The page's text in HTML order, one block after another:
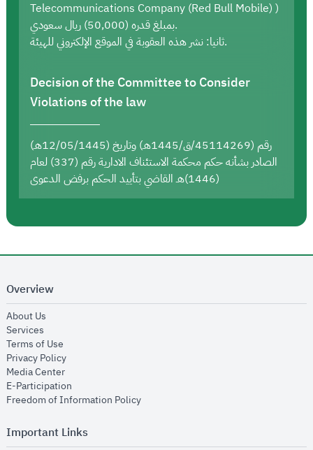
Telecommunications Company (Red Bull Mobile) )
بمبلغ قدره (50,000) ريال سعودي.
ثانيا: نشر هذه العقوبة في الموقع الإلكتروني للهيئة.
Decision of the Committee to Consider
Violations of the law
رقم (45114269/ق/1445هـ) وتاريخ (12/05/1445هـ)
الصادر بشأنه حكم محكمة الاستئناف الادارية رقم (337) لعام
(1446)هـ القاضي بتأييد الحكم برفض الدعوى
Overview
About Us
Services
Terms of Use
Privacy Policyopens in new window
Media Centeropens in new window
E-Participation
Freedom of Information Policyopens in new window
Important Links